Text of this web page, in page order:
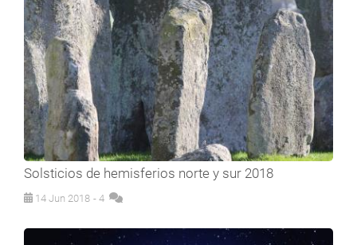
Solsticios de hemisferios norte y sur 2018
14 Jun 2018 - 4